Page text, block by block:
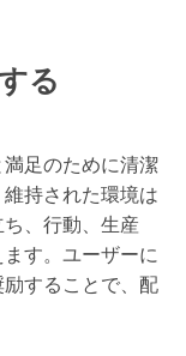
る
足のために清潔
持された環境は
、行動、生産
す。ユーザーに
することで、配